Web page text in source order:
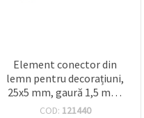
Element conector din
lemn pentru decorațiuni,
25x5 mm, gaură 1,5 mm,
culoare lemn natur - set
COD: 121440